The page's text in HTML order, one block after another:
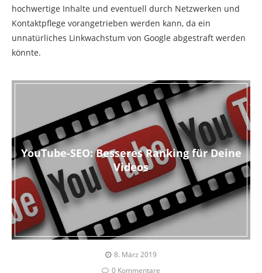
hochwertige Inhalte und eventuell durch Netzwerken und
Kontaktpflege vorangetrieben werden kann, da ein
unnatürliches Linkwachstum von Google abgestraft werden
könnte.
YouTube-SEO: Besseres Ranking für Deine
Videos
8. März 2019
0 Kommentare